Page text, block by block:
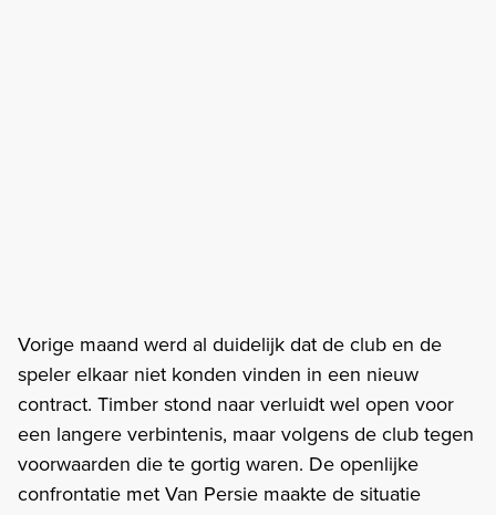
Vorige maand werd al duidelijk dat de club en de
speler elkaar niet konden vinden in een nieuw
contract. Timber stond naar verluidt wel open voor
een langere verbintenis, maar volgens de club tegen
voorwaarden die te gortig waren. De openlijke
confrontatie met Van Persie maakte de situatie